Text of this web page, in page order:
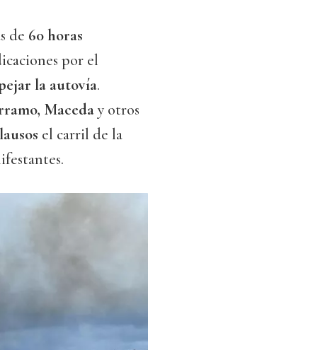
de 60 horas
por el
la autovía.
Maceday otros
el carril de la